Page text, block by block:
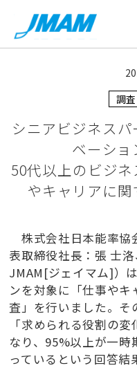
調
シニアビジネス
ベーシ
50代以上のビジ
やキャリアに関
株式会社日本能率協
表取締役社長：張 士
JMAM[ジェイマム]）
ンを対象に「仕事やキ
査」を行いました。そ
「求められる役割の
なり、95%以上が一
っているという回答結